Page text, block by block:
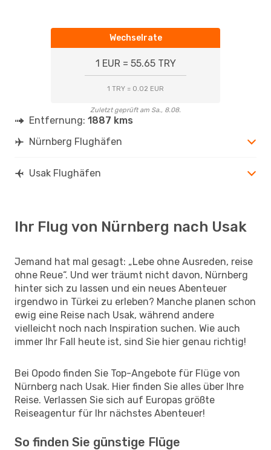
Wechselrate
1 EUR = 55.65 TRY
1 TRY = 0.02 EUR
Zuletzt geprüft am Sa., 8.08.
Entfernung: 1887 kms
Nürnberg Flughäfen
Usak Flughäfen
Ihr Flug von Nürnberg nach Usak
Jemand hat mal gesagt: „Lebe ohne Ausreden, reise
ohne Reue“. Und wer träumt nicht davon, Nürnberg
hinter sich zu lassen und ein neues Abenteuer
irgendwo in Türkei zu erleben? Manche planen schon
ewig eine Reise nach Usak, während andere
vielleicht noch nach Inspiration suchen. Wie auch
immer Ihr Fall heute ist, sind Sie hier genau richtig!
Bei Opodo finden Sie Top-Angebote für Flüge von
Nürnberg nach Usak. Hier finden Sie alles über Ihre
Reise. Verlassen Sie sich auf Europas größte
Reiseagentur für Ihr nächstes Abenteuer!
So finden Sie günstige Flüge